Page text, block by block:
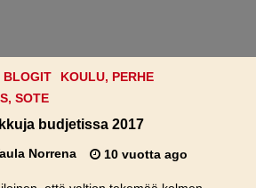
BLOGIT
KOULU, PERHE
SOTE
budjetissa 2017
Norrena 10 vuotta ago